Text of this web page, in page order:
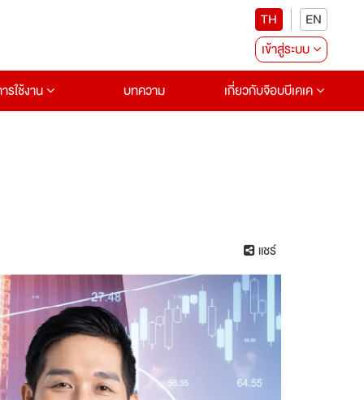
TH
EN
เข้าสู่ระบบ
รใช้งาน บทความ เกี่ยวกับจ๊อบบีเคเค
แชร์